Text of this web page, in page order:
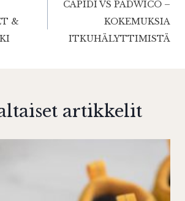
&
CAPIDI VS PADWICO –
KOKEMUKSIA
ITKUHÄLYTTIMISTÄ
artikkelit